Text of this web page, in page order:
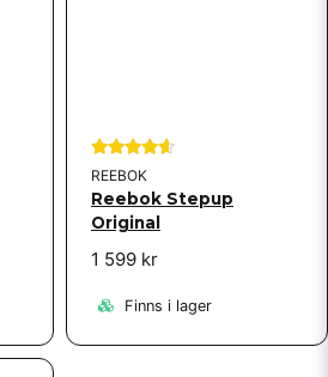
REEBOK
Reebok Stepup
Original
1 599 kr
Finns i lager